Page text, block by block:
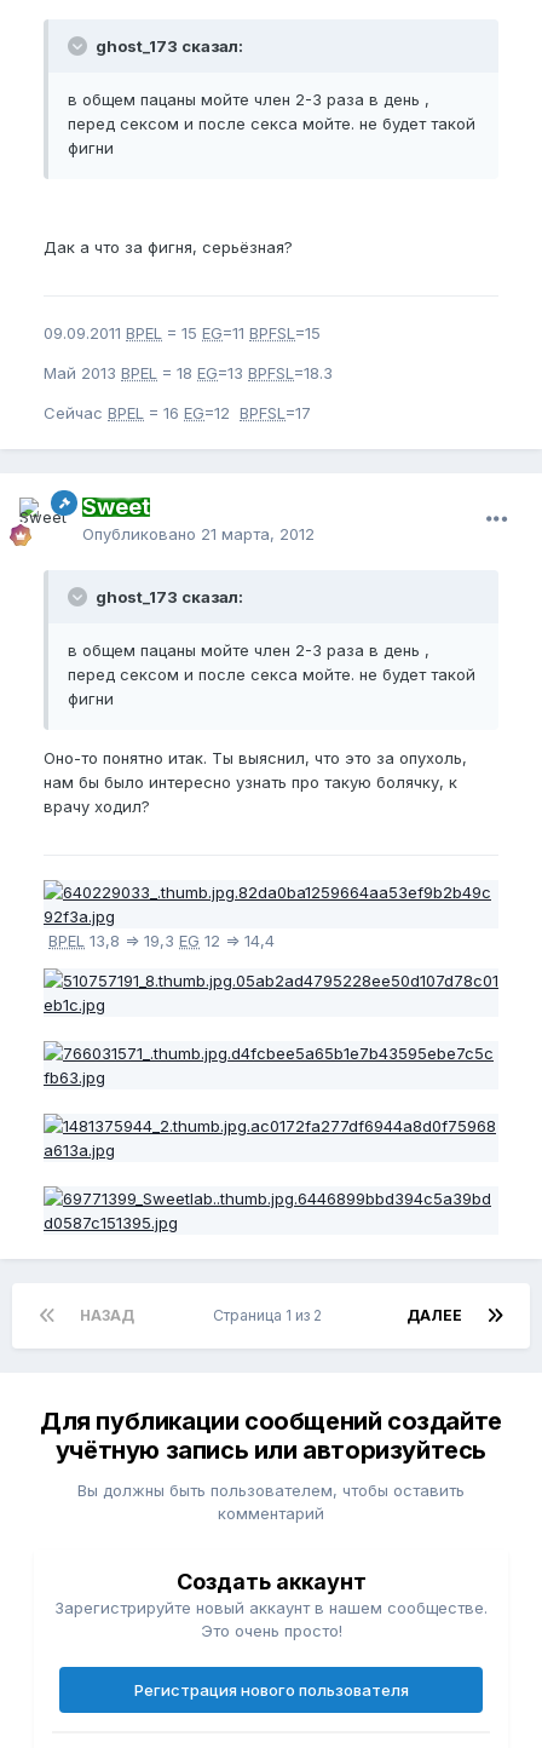
ghost_173 сказал:
в общем пацаны мойте член 2-3 раза в день ,
перед сексом и после секса мойте. не будет такой
фигни
Дак а что за фигня, серьёзная?
09.09.2011 BPEL = 15 EG=11 BPFSL =15
Май 2013 BPEL = 18 EG=13 BPFSL =18.3
Сейчас BPEL = 16 EG=12 BPFSL =17
Sweet
Опубликовано 21 марта, 2012
ghost_173 сказал:
в общем пацаны мойте член 2-3 раза в день ,
перед сексом и после секса мойте. не будет такой
фигни
Оно-то понятно итак. Ты выяснил, что это за опухоль,
нам бы было интересно узнать про такую болячку, к
врачу ходил?
BPEL 13,8 => 19,3 EG 12 => 14,4
НАЗАД ДАЛЕЕ
Страница 1 из 2
Для публикации сообщений создайте
учётную запись или авторизуйтесь
Вы должны быть пользователем, чтобы оставить
комментарий
Создать аккаунт
Зарегистрируйте новый аккаунт в нашем сообществе.
Это очень просто!
Регистрация нового пользователя